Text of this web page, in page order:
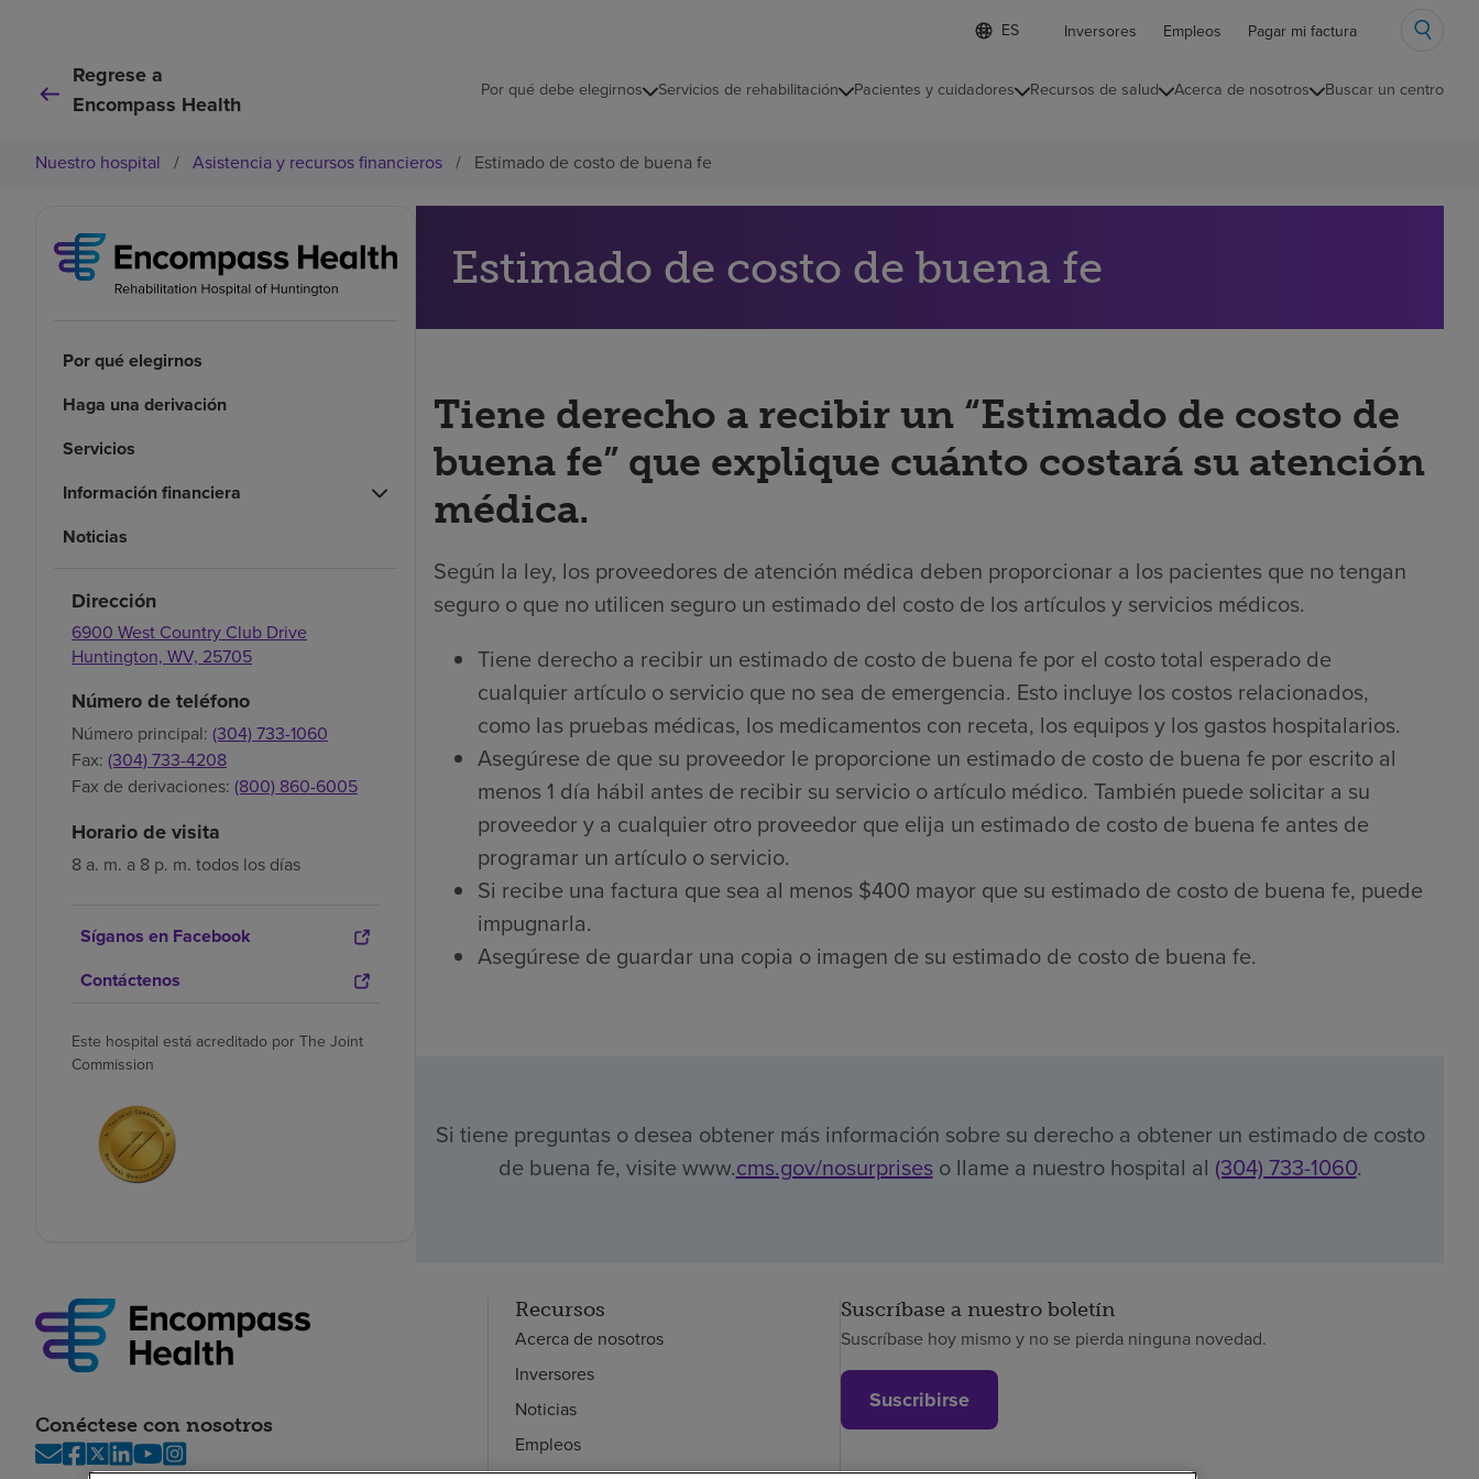
Lista
de
contraída
d
o
e
i
a
Inversores Empleos Pagar mi factura
Regrese a
Encompass Health
Por qué debe elegirnos Servicios de rehabilitación Pacientes y cuidadores Recursos de salud Acerca de nosotros Buscar un centro
Nuestro hospital / Asistencia y recursos financieros / Estimado de costo de buena fe
Por qué elegirnos
Haga una derivación
Servicios
Información financiera
Noticias
Dirección
6900 West Country Club Drive
Huntington, WV, 25705
Número de teléfono
Número principal: (304) 733-1060
Fax: (304) 733-4208
Fax de derivaciones: (800) 860-6005
Horario de visita
8 a. m. a 8 p. m. todos los días
Síganos en Facebook
Contáctenos
Este hospital está acreditado por The Joint
Commission
Estimado de costo de buena fe
Tiene derecho a recibir un “Estimado de costo de
buena fe” que explique cuánto costará su atención
médica.
Según la ley, los proveedores de atención médica deben proporcionar a los pacientes que no tengan
seguro o que no utilicen seguro un estimado del costo de los artículos y servicios médicos.
Tiene derecho a recibir un estimado de costo de buena fe por el costo total esperado de
cualquier artículo o servicio que no sea de emergencia. Esto incluye los costos relacionados,
como las pruebas médicas, los medicamentos con receta, los equipos y los gastos hospitalarios.
Asegúrese de que su proveedor le proporcione un estimado de costo de buena fe por escrito al
menos 1 día hábil antes de recibir su servicio o artículo médico. También puede solicitar a su
proveedor y a cualquier otro proveedor que elija un estimado de costo de buena fe antes de
programar un artículo o servicio.
Si recibe una factura que sea al menos $400 mayor que su estimado de costo de buena fe, puede
impugnarla.
Asegúrese de guardar una copia o imagen de su estimado de costo de buena fe.
Si tiene preguntas o desea obtener más información sobre su derecho a obtener un estimado de costo
de buena fe, visite www.cms.gov/nosurpriseso llame a nuestro hospital al (304) 733-1060.
Conéctese con nosotros
Recursos
Acerca de nosotros
Inversores
Noticias
Empleos
Suscríbase a nuestro boletín
Suscríbase hoy mismo y no se pierda ninguna novedad.
Suscribirse